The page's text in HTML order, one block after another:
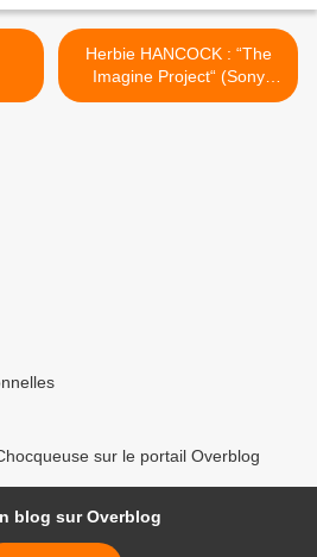
Herbie HANCOCK : “The
Imagine Project“ (Sony
Music) >
sur le portail Overblog
blog sur Overblog